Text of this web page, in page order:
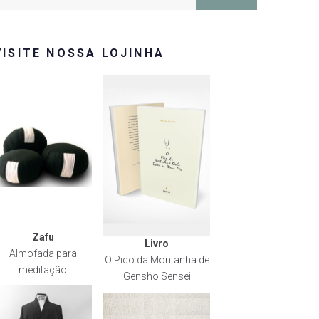
NOSSA LOJINHA
Zafu
Almofada para
meditação
Livro
O Pico da Montanha de
Gensho Sensei